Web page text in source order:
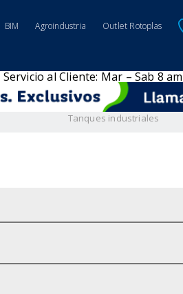
BIM Agroindustria Outlet Rotoplas
Servicio al Cliente: Mar – Sab 8
Tanques industriales